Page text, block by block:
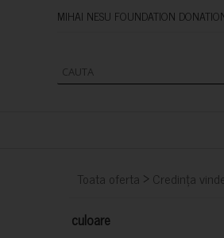
MIHAI NESU
Toata oferta > Credința
culoare